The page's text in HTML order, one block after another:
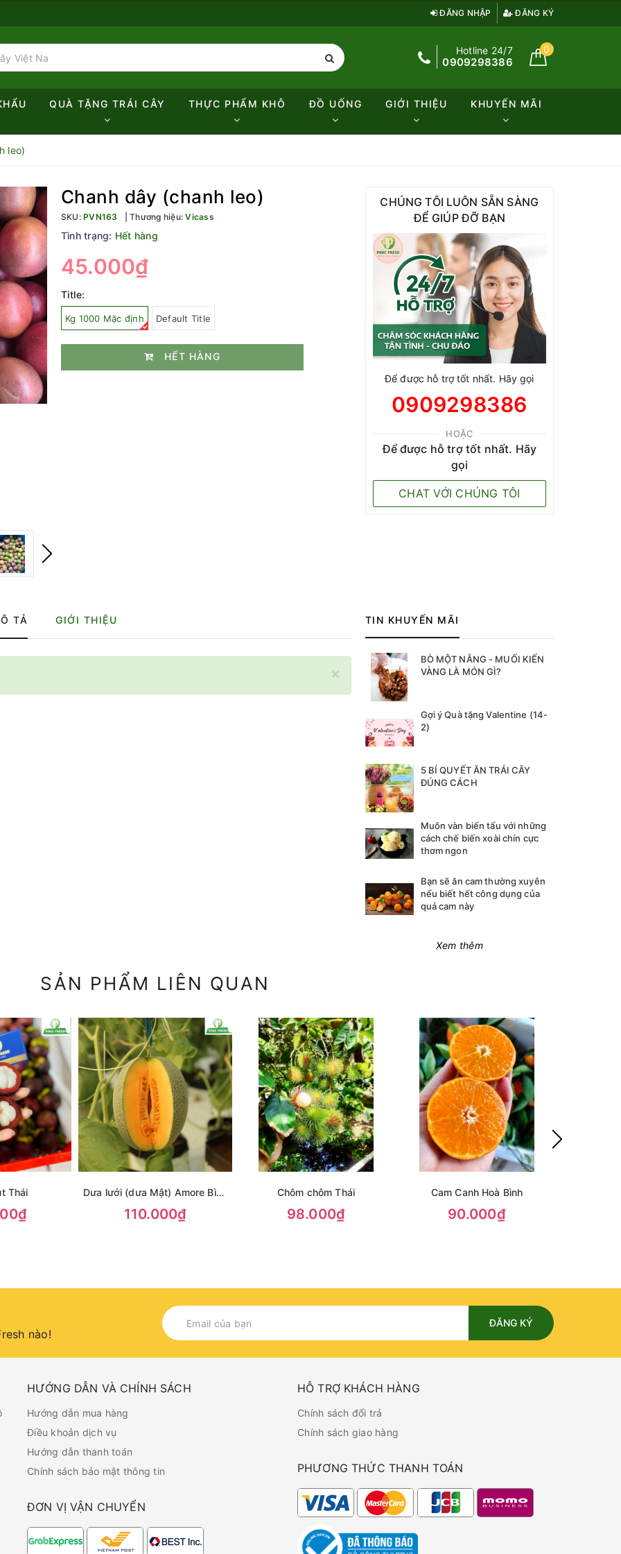
ĐĂNG NHẬP ĐĂNG KÝ
Hotline 24/7
0909298386
0
QUÀ TẶNG TRÁI CÂY THỰC PHẨM KHÔ ĐỒ UỐNG GIỚI THIỆU KHUYẾN MÃI
leo)
Chanh dây (chanh leo)
SKU: PVN163 Thương hiệu:Vicass
Tình trạng: Hết hàng
45.000₫
Title:
Kg 1000 Mặc định Default Title
HẾT HÀNG
CHÚNG TÔI LUÔN SẴN SÀNG
ĐỂ GIÚP ĐỠ BẠN
Để được hỗ trợ tốt nhất. Hãy gọi
0909298386
HOẶC
Để được hỗ trợ tốt nhất. Hãy
gọi
CHAT VỚI CHÚNG TÔI
TẢ GIỚI THIỆU
×
TIN KHUYẾN MÃI
BÒ MỘT NẮNG - MUỐI KIẾN
VÀNG LÀ MÓN GÌ?
Gợi ý Quà tặng Valentine (14-
2)
5 BÍ QUYẾT ĂN TRÁI CÂY
ĐÚNG CÁCH
Muôn vàn biến tấu với những
cách chế biến xoài chín cực
thơm ngon
Bạn sẽ ăn cam thường xuyên
nếu biết hết công dụng của
quả cam này
Xem thêm
SẢN PHẨM LIÊN QUAN
Thái
Dưa lưới (dưa Mật) Amore Bình
110.000₫
Chôm chôm Thái
98.000₫
Cam Canh Hoà Bình
90.000₫
nào!
ĐĂNG KÝ
HƯỚNG DẪN VÀ CHÍNH SÁCH
Hướng dẫn mua hàng
Điều khoản dịch vụ
Hướng dẫn thanh toán
Chính sách bảo mật thông tin
ĐƠN VỊ VẬN CHUYỂN
HỖ TRỢ KHÁCH HÀNG
Chính sách đổi trả
Chính sách giao hàng
PHƯƠNG THỨC THANH TOÁN